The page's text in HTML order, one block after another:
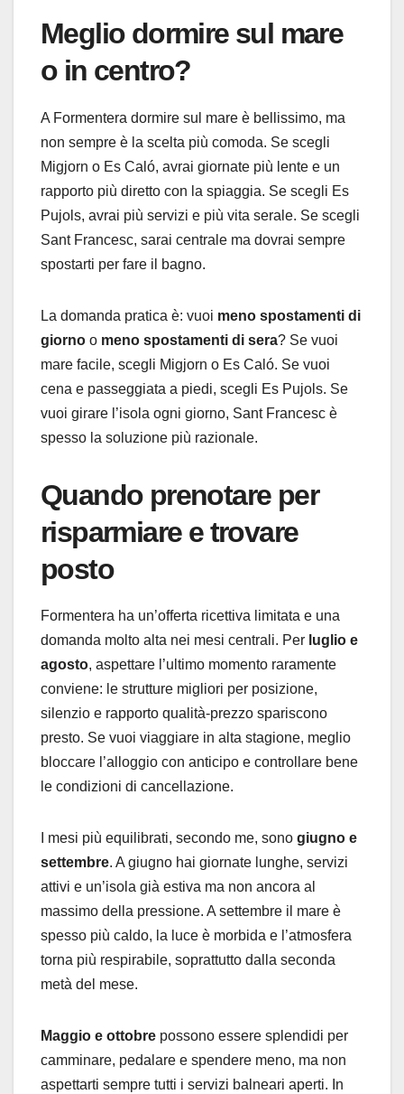
Meglio dormire sul mare
o in centro?
A Formentera dormire sul mare è bellissimo, ma
non sempre è la scelta più comoda. Se scegli
Migjorn o Es Caló, avrai giornate più lente e un
rapporto più diretto con la spiaggia. Se scegli Es
Pujols, avrai più servizi e più vita serale. Se scegli
Sant Francesc, sarai centrale ma dovrai sempre
spostarti per fare il bagno.
La domanda pratica è: vuoi meno spostamenti di
giorno o meno spostamenti di sera? Se vuoi
mare facile, scegli Migjorn o Es Caló. Se vuoi
cena e passeggiata a piedi, scegli Es Pujols. Se
vuoi girare l’isola ogni giorno, Sant Francesc è
spesso la soluzione più razionale.
Quando prenotare per
risparmiare e trovare
posto
Formentera ha un’offerta ricettiva limitata e una
domanda molto alta nei mesi centrali. Per luglio e
agosto, aspettare l’ultimo momento raramente
conviene: le strutture migliori per posizione,
silenzio e rapporto qualità-prezzo spariscono
presto. Se vuoi viaggiare in alta stagione, meglio
bloccare l’alloggio con anticipo e controllare bene
le condizioni di cancellazione.
I mesi più equilibrati, secondo me, sono giugno e
settembre. A giugno hai giornate lunghe, servizi
attivi e un’isola già estiva ma non ancora al
massimo della pressione. A settembre il mare è
spesso più caldo, la luce è morbida e l’atmosfera
torna più respirabile, soprattutto dalla seconda
metà del mese.
Maggio e ottobre possono essere splendidi per
camminare, pedalare e spendere meno, ma non
aspettarti sempre tutti i servizi balneari aperti. In